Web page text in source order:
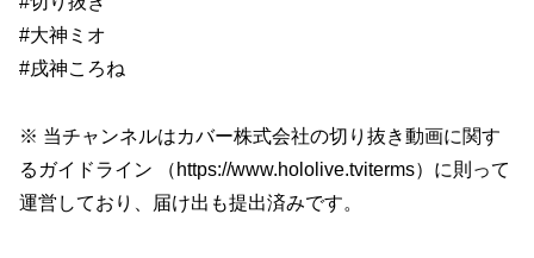
#大神ミオ
#戌神ころね
※ 当チャンネルはカバー株式会社の切り抜き動画に関す
るガイドライン （https://www.hololive.tviterms）に則って
運営しており、届け出も提出済みです。